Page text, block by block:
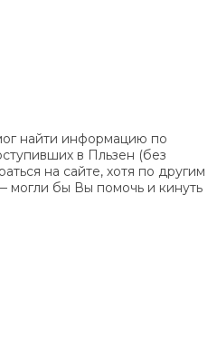
найти информацию по
в Пльзен (без
на сайте, хотя по другим
могли бы Вы помочь и кинуть